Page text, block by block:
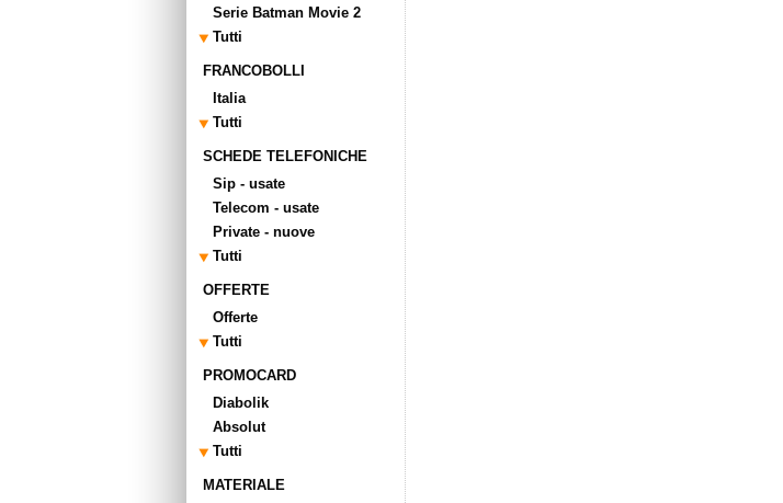
Serie Batman Movie 2
Tutti
FRANCOBOLLI
Italia
Tutti
SCHEDE TELEFONICHE
Sip - usate
Telecom - usate
Private - nuove
Tutti
OFFERTE
Offerte
Tutti
PROMOCARD
Diabolik
Absolut
Tutti
MATERIALE